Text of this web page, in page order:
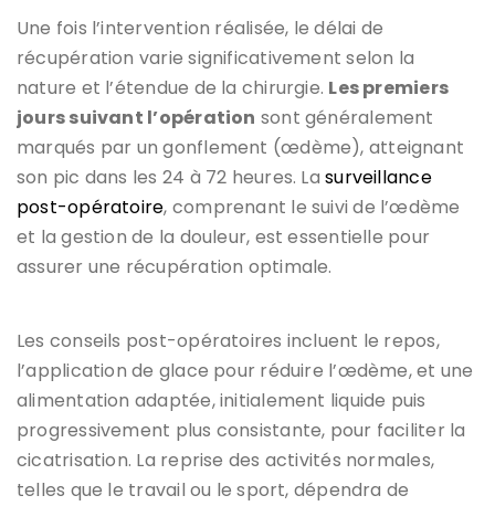
Une fois l’intervention réalisée, le délai de
récupération varie significativement selon la
nature et l’étendue de la chirurgie. Les premiers
jours suivant l’opération sont généralement
marqués par un gonflement (œdème), atteignant
son pic dans les 24 à 72 heures. Lasurveillance
post-opératoire, comprenant le suivi de l’œdème
et la gestion de la douleur, est essentielle pour
assurer une récupération optimale.
Les conseils post-opératoires incluent le repos,
l’application de glace pour réduire l’œdème, et une
alimentation adaptée, initialement liquide puis
progressivement plus consistante, pour faciliter la
cicatrisation. La reprise des activités normales,
telles que le travail ou le sport, dépendra de